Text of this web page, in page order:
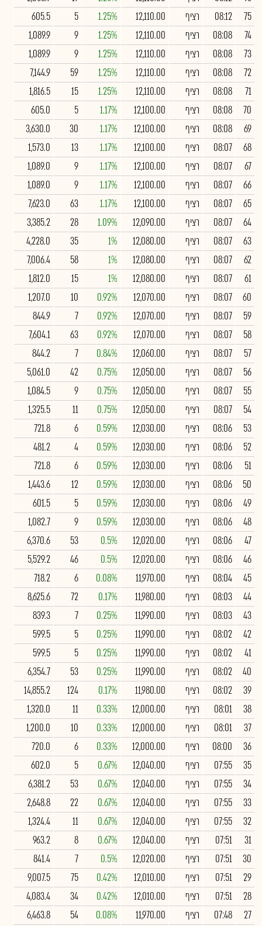
75
08:12 רציף 12,110.00
1.25%
5
605.5
74
08:08 רציף 12,110.00
1.25%
9
1,089.9
73
08:08 רציף 12,110.00
1.25%
9
1,089.9
72
08:08 רציף 12,110.00
1.25%
59
7,144.9
71
08:08 רציף 12,110.00
1.25%
15
1,816.5
70
08:08 רציף 12,100.00
1.17%
5
605.0
69
08:08 רציף 12,100.00
1.17%
30
3,630.0
68
08:07 רציף 12,100.00
1.17%
13
1,573.0
67
08:07 רציף 12,100.00
1.17%
9
1,089.0
66
08:07 רציף 12,100.00
1.17%
9
1,089.0
65
08:07 רציף 12,100.00
1.17%
63
7,623.0
64
08:07 רציף 12,090.00
1.09%
28
3,385.2
63
08:07 רציף 12,080.00
1%
35
4,228.0
62
08:07 רציף 12,080.00
1%
58
7,006.4
61
08:07 רציף 12,080.00
1%
15
1,812.0
60
08:07 רציף 12,070.00
0.92%
10
1,207.0
59
08:07 רציף 12,070.00
0.92%
7
844.9
58
08:07 רציף 12,070.00
0.92%
63
7,604.1
57
08:07 רציף 12,060.00
0.84%
7
844.2
56
08:07 רציף 12,050.00
0.75%
42
5,061.0
55
08:07 רציף 12,050.00
0.75%
9
1,084.5
54
08:07 רציף 12,050.00
0.75%
11
1,325.5
53
08:06 רציף 12,030.00
0.59%
6
721.8
52
08:06 רציף 12,030.00
0.59%
4
481.2
51
08:06 רציף 12,030.00
0.59%
6
721.8
50
08:06 רציף 12,030.00
0.59%
12
1,443.6
49
08:06 רציף 12,030.00
0.59%
5
601.5
48
08:06 רציף 12,030.00
0.59%
9
1,082.7
47
08:06 רציף 12,020.00
0.5%
53
6,370.6
46
08:06 רציף 12,020.00
0.5%
46
5,529.2
45
08:04 רציף 11,970.00
0.08%
6
718.2
44
08:03 רציף 11,980.00
0.17%
72
8,625.6
43
08:03 רציף 11,990.00
0.25%
7
839.3
42
08:02 רציף 11,990.00
0.25%
5
599.5
41
08:02 רציף 11,990.00
0.25%
5
599.5
40
08:02 רציף 11,990.00
0.25%
53
6,354.7
39
08:02 רציף 11,980.00
0.17%
124
14,855.2
38
08:01 רציף 12,000.00
0.33%
11
1,320.0
37
08:01 רציף 12,000.00
0.33%
10
1,200.0
36
08:00 רציף 12,000.00
0.33%
6
720.0
35
07:55 רציף 12,040.00
0.67%
5
602.0
34
07:55 רציף 12,040.00
0.67%
53
6,381.2
33
07:55 רציף 12,040.00
0.67%
22
2,648.8
32
07:55 רציף 12,040.00
0.67%
11
1,324.4
31
07:51 רציף 12,040.00
0.67%
8
963.2
30
07:51 רציף 12,020.00
0.5%
7
841.4
29
07:51 רציף 12,010.00
0.42%
75
9,007.5
28
07:51 רציף 12,010.00
0.42%
34
4,083.4
27
07:48 רציף 11,970.00
0.08%
54
6,463.8